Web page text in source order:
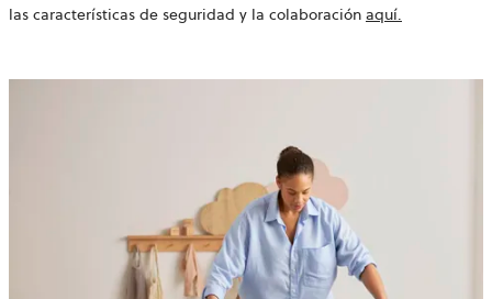
las características de seguridad y la colaboración aquí.